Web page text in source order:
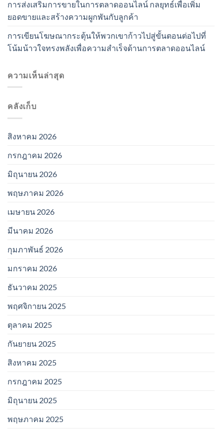
การส่งเสริมการขายในการตลาดออนไลน์ กลยุทธ์เพื่อเพิ่ม
ยอดขายและสร้างความผูกพันกับลูกค้า
การเขียนโฆษณากระตุ้นให้พวกเขาก้าวไปสู่ขั้นตอนต่อไปที่
โน้มน้าวใจทรงพลังเพื่อความสำเร็จด้านการตลาดออนไลน์
ความเห็นล่าสุด
คลังเก็บ
สิงหาคม 2026
กรกฎาคม 2026
มิถุนายน 2026
พฤษภาคม 2026
เมษายน 2026
มีนาคม 2026
กุมภาพันธ์ 2026
มกราคม 2026
ธันวาคม 2025
พฤศจิกายน 2025
ตุลาคม 2025
กันยายน 2025
สิงหาคม 2025
กรกฎาคม 2025
มิถุนายน 2025
พฤษภาคม 2025